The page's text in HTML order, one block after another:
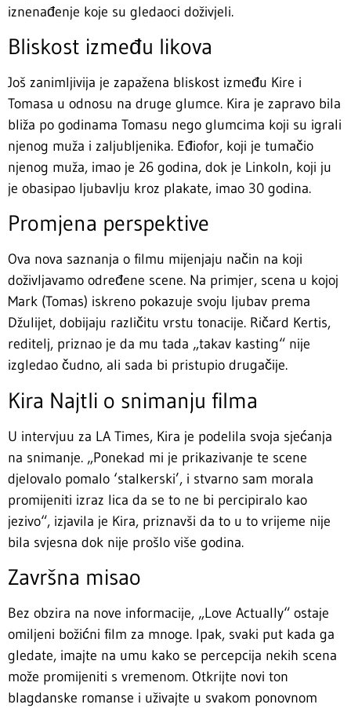
iznenađenje koje su gledaoci doživjeli.
Bliskost između likova
Još zanimljivija je zapažena bliskost između Kire i
Tomasa u odnosu na druge glumce. Kira je zapravo bila
bliža po godinama Tomasu nego glumcima koji su igrali
njenog muža i zaljubljenika. Eđiofor, koji je tumačio
njenog muža, imao je 26 godina, dok je Linkoln, koji ju
je obasipao ljubavlju kroz plakate, imao 30 godina.
Promjena perspektive
Ova nova saznanja o filmu mijenjaju način na koji
doživljavamo određene scene. Na primjer, scena u kojoj
Mark (Tomas) iskreno pokazuje svoju ljubav prema
Džulijet, dobijaju različitu vrstu tonacije. Ričard Kertis,
reditelj, priznao je da mu tada „takav kasting“ nije
izgledao čudno, ali sada bi pristupio drugačije.
Kira Najtli o snimanju filma
U intervjuu za LA Times, Kira je podelila svoja sjećanja
na snimanje. „Ponekad mi je prikazivanje te scene
djelovalo pomalo ‘stalkerski’, i stvarno sam morala
promijeniti izraz lica da se to ne bi percipiralo kao
jezivo“, izjavila je Kira, priznavši da to u to vrijeme nije
bila svjesna dok nije prošlo više godina.
Završna misao
Bez obzira na nove informacije, „Love Actually“ ostaje
omiljeni božićni film za mnoge. Ipak, svaki put kada ga
gledate, imajte na umu kako se percepcija nekih scena
može promijeniti s vremenom. Otkrijte novi ton
blagdanske romanse i uživajte u svakom ponovnom